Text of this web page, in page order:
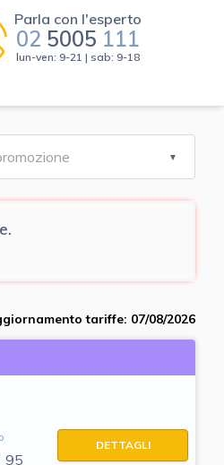
Parla con l'esperto
02 5005 111
lun-ven: 9-21 | sab: 9-18
tariffe: 07/08/2026
95
DETTAGLI